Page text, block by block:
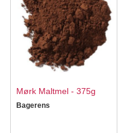
Mørk Maltmel - 375g
Bagerens